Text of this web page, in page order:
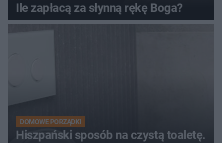
Ile zapłacą za słynną rękę Boga?
DOMOWE PORZĄDKI
Hiszpański sposób na czystą toaletę.